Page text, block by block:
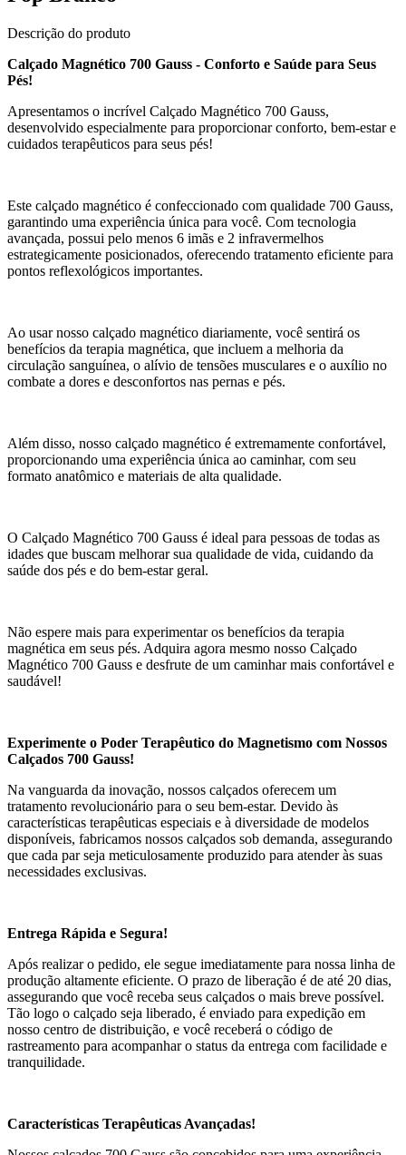
Descrição do produto
Calçado Magnético 700 Gauss - Conforto e Saúde para Seus
Pés!
Apresentamos o incrível Calçado Magnético 700 Gauss,
desenvolvido especialmente para proporcionar conforto, bem-estar e
cuidados terapêuticos para seus pés!
Este calçado magnético é confeccionado com qualidade 700 Gauss,
garantindo uma experiência única para você. Com tecnologia
avançada, possui pelo menos 6 imãs e 2 infravermelhos
estrategicamente posicionados, oferecendo tratamento eficiente para
pontos reflexológicos importantes.
Ao usar nosso calçado magnético diariamente, você sentirá os
benefícios da terapia magnética, que incluem a melhoria da
circulação sanguínea, o alívio de tensões musculares e o auxílio no
combate a dores e desconfortos nas pernas e pés.
Além disso, nosso calçado magnético é extremamente confortável,
proporcionando uma experiência única ao caminhar, com seu
formato anatômico e materiais de alta qualidade.
O Calçado Magnético 700 Gauss é ideal para pessoas de todas as
idades que buscam melhorar sua qualidade de vida, cuidando da
saúde dos pés e do bem-estar geral.
Não espere mais para experimentar os benefícios da terapia
magnética em seus pés. Adquira agora mesmo nosso Calçado
Magnético 700 Gauss e desfrute de um caminhar mais confortável e
saudável!
Experimente o Poder Terapêutico do Magnetismo com Nossos
Calçados 700 Gauss!
Na vanguarda da inovação, nossos calçados oferecem um
tratamento revolucionário para o seu bem-estar. Devido às
características terapêuticas especiais e à diversidade de modelos
disponíveis, fabricamos nossos calçados sob demanda, assegurando
que cada par seja meticulosamente produzido para atender às suas
necessidades exclusivas.
Entrega Rápida e Segura!
Após realizar o pedido, ele segue imediatamente para nossa linha de
produção altamente eficiente. O prazo de liberação é de até 20 dias,
assegurando que você receba seus calçados o mais breve possível.
Tão logo o calçado seja liberado, é enviado para expedição em
nosso centro de distribuição, e você receberá o código de
rastreamento para acompanhar o status da entrega com facilidade e
tranquilidade.
Características Terapêuticas Avançadas!